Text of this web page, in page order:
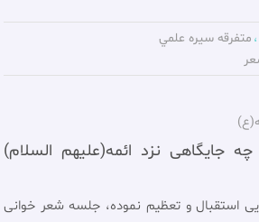
متفرقه سيره علمي
جایگاهى نزد ائمه(علیهم السلام)
استقبال و تعظیم نموده، جلسه شعر خوانی